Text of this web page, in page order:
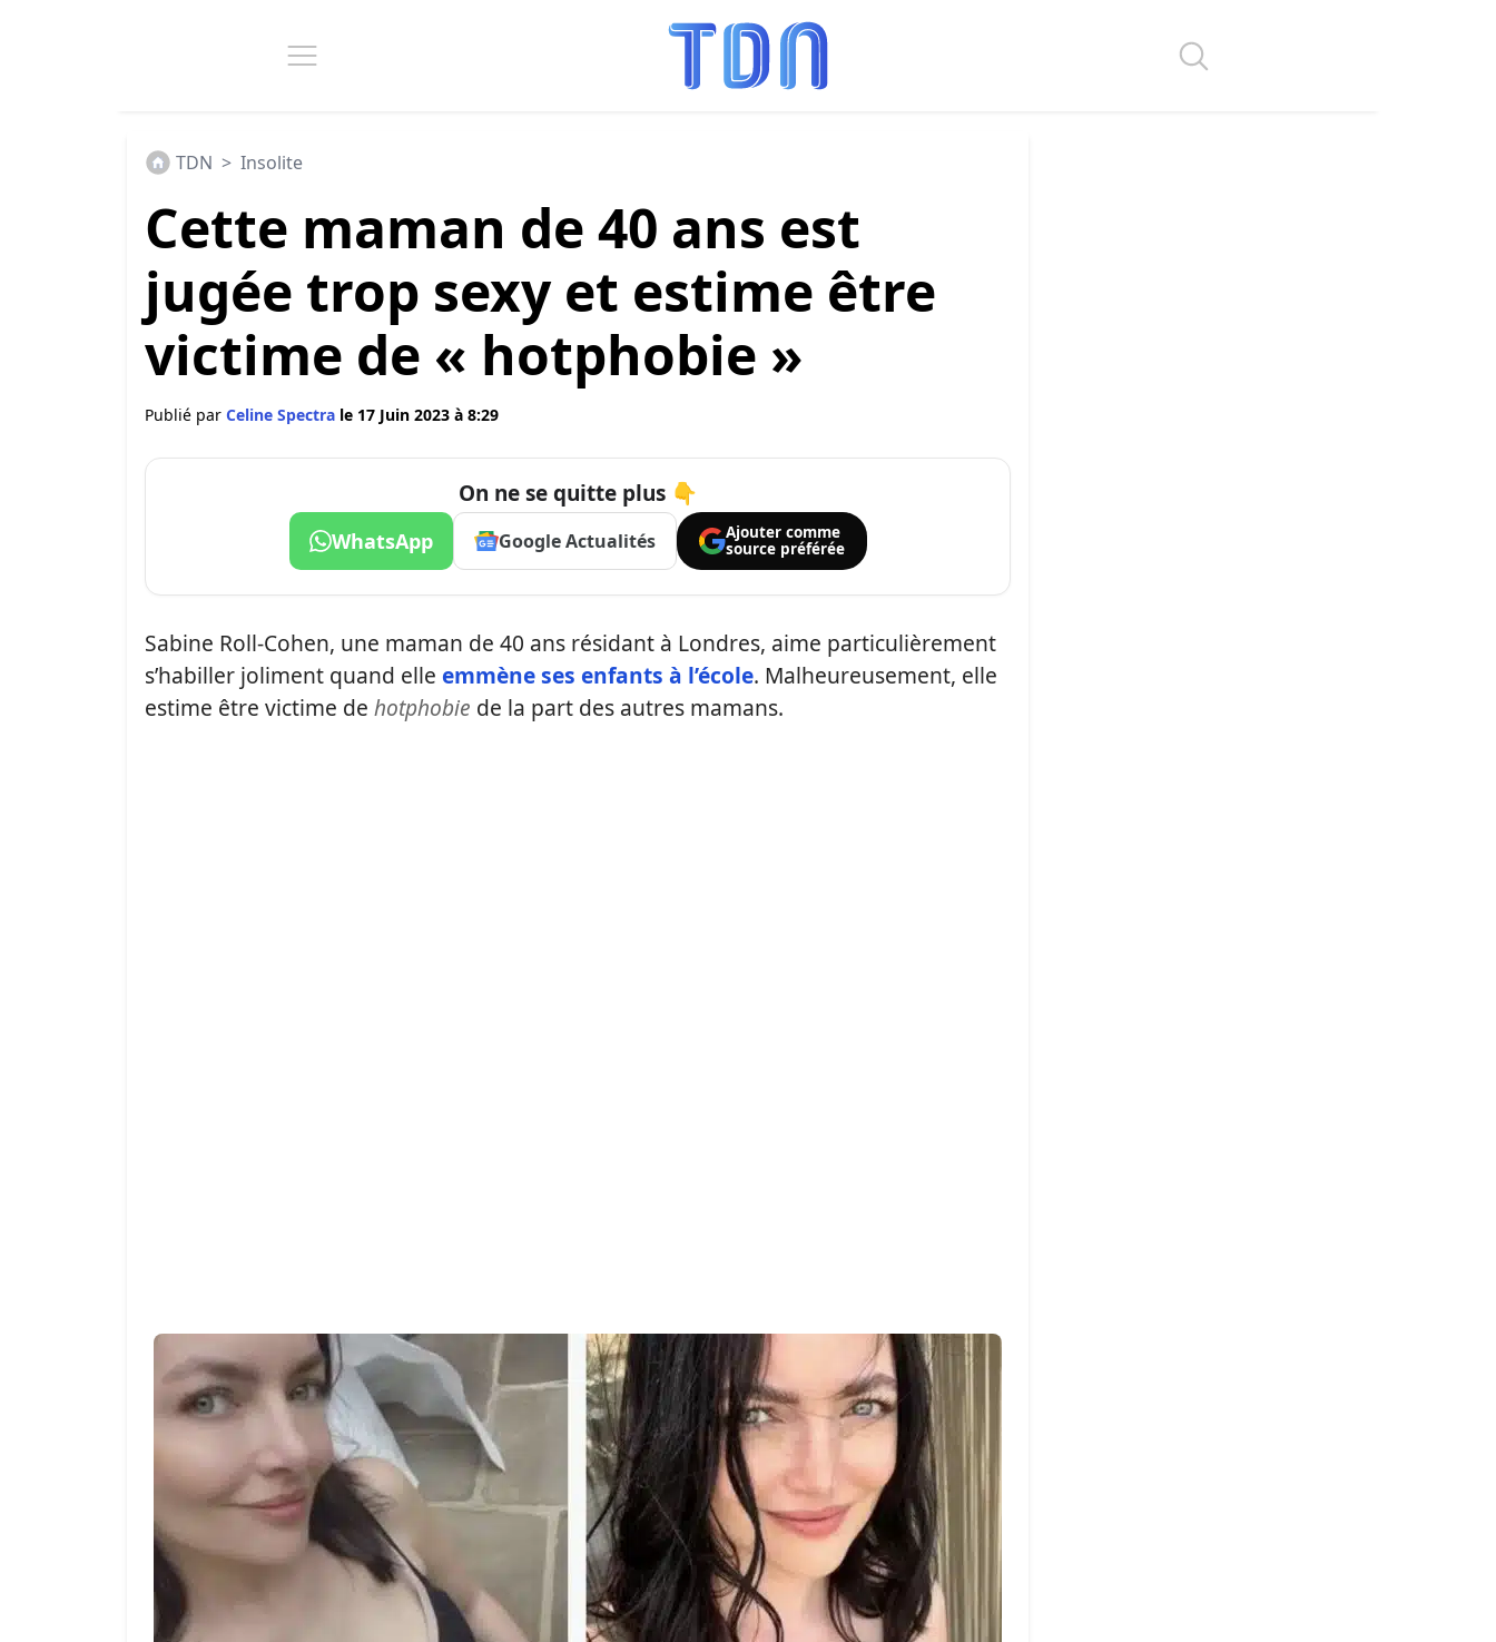
TDN > Insolite
Cette maman de 40 ans est
jugée trop sexy et estime être
victime de « hotphobie »
Publié par Celine Spectra le 17 Juin 2023 à 8:29
On ne se quitte plus 👇
WhatsApp Google Actualités
Ajouter comme
source préférée
Sabine Roll-Cohen, une maman de 40 ans résidant à Londres, aime particulièrement
s’habiller joliment quand elle emmène ses enfants à l’école. Malheureusement, elle
estime être victime de hotphobie de la part des autres mamans.